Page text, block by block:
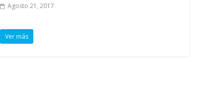
Agosto 21, 2017
Ver más